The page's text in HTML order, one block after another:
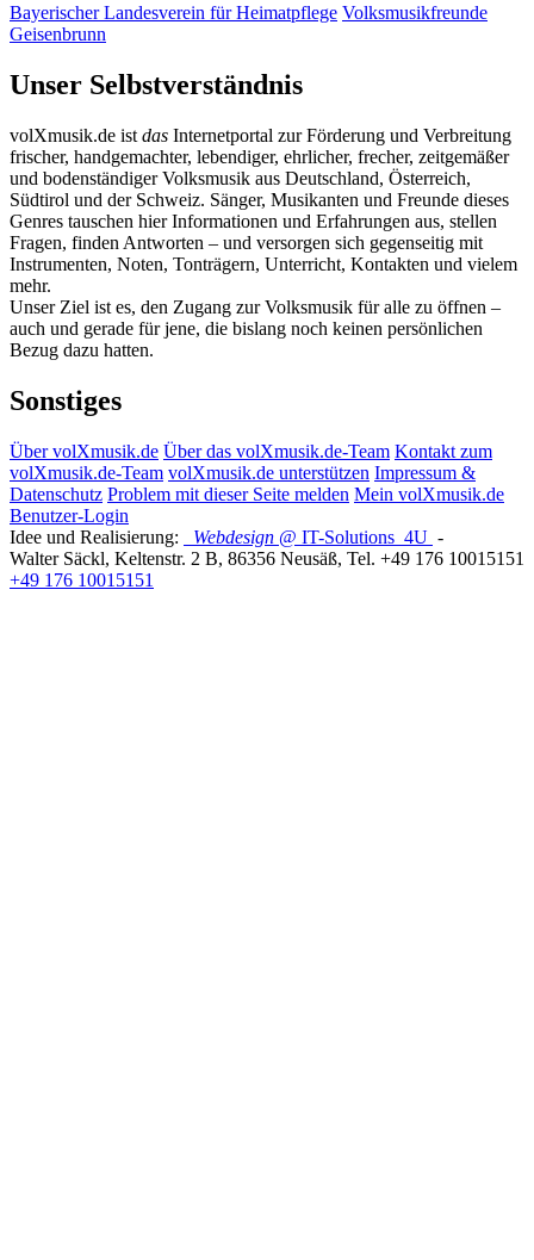
Bayerischer Landesverein für Heimatpflege Volksmusikfreunde
Geisenbrunn
Unser Selbstverständnis
volXmusik.de ist das Internetportal zur Förderung und Verbreitung
frischer, handgemachter, lebendiger, ehrlicher, frecher, zeitgemäßer
und bodenständiger Volksmusik aus Deutschland, Österreich,
Südtirol und der Schweiz. Sänger, Musikanten und Freunde dieses
Genres tauschen hier Informationen und Erfahrungen aus, stellen
Fragen, finden Antworten – und versorgen sich gegenseitig mit
Instrumenten, Noten, Tonträgern, Unterricht, Kontakten und vielem
mehr.
Unser Ziel ist es, den Zugang zur Volksmusik für alle zu öffnen –
auch und gerade für jene, die bislang noch keinen persönlichen
Bezug dazu hatten.
Sonstiges
Über volXmusik.de Über das volXmusik.de-Team Kontakt zum
volXmusik.de-Team volXmusik.de unterstützen Impressum &
Datenschutz Problem mit dieser Seite melden Mein volXmusik.de
Benutzer-Login
Idee und Realisierung:
Webdesign @ IT-Solutions 4U -
Walter Säckl, Keltenstr. 2 B, 86356 Neusäß, Tel. +49 176 10015151
+49 176 10015151